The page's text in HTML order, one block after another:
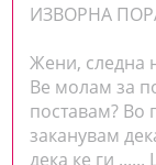
ИЗВОРНА
Жени, следна
Ве молам за
поставам? Во
заканувам
дека ке ги